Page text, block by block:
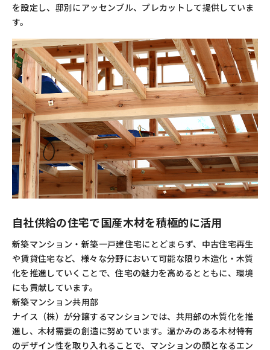
を設定し、邸別にアッセンブル、プレカットして提供していま
す。
自社供給の住宅で国産木材を積極的に活用
新築マンション・新築一戸建住宅にとどまらず、中古住宅再生
や賃貸住宅など、様々な分野において可能な限り木造化・木質
化を推進していくことで、住宅の魅力を高めるとともに、環境
にも貢献しています。
新築マンション共用部
ナイス（株）が分譲するマンションでは、共用部の木質化を推
進し、木材需要の創造に努めています。温かみのある木材特有
のデザイン性を取り入れることで、マンションの顔となるエン